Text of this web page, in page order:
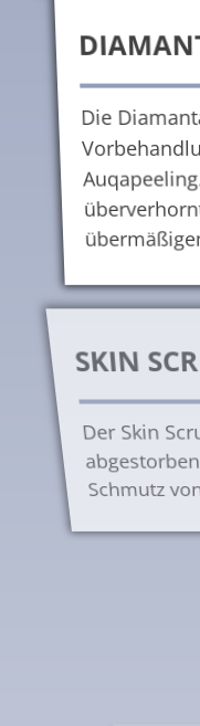
Die
SKIN
Der Skin
Schmutz